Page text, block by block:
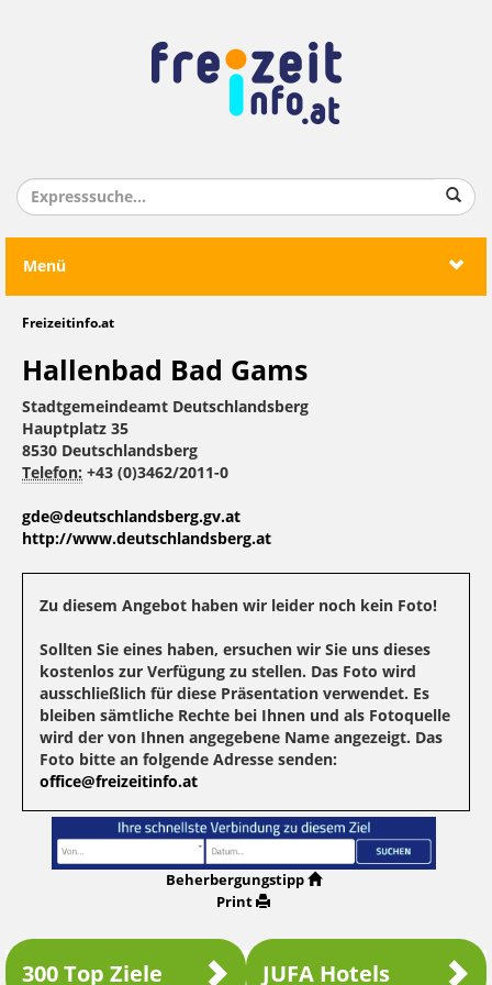
Menü
Freizeitinfo.at
Hallenbad Bad Gams
Stadtgemeindeamt Deutschlandsberg
Hauptplatz 35
8530 Deutschlandsberg
Telefon: +43 (0)3462/2011-0
gde@deutschlandsberg.gv.at
http://www.deutschlandsberg.at
Zu diesem Angebot haben wir leider noch kein Foto!
Sollten Sie eines haben, ersuchen wir Sie uns dieses
kostenlos zur Verfügung zu stellen. Das Foto wird
ausschließlich für diese Präsentation verwendet. Es
bleiben sämtliche Rechte bei Ihnen und als Fotoquelle
wird der von Ihnen angegebene Name angezeigt. Das
Foto bitte an folgende Adresse senden:
office@freizeitinfo.at
Beherbergungstipp
Print
300 Top Ziele JUFA Hotels